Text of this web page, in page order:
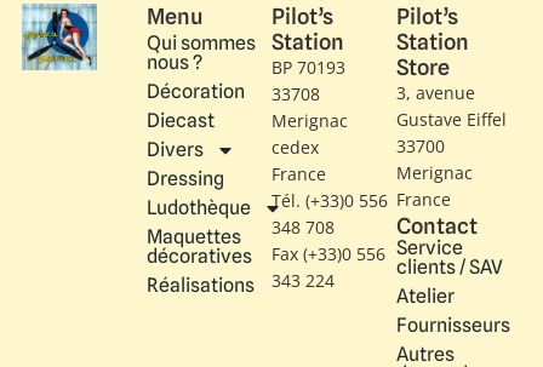
Menu
Qui sommes
nous ?
Décoration
Diecast
Divers
Dressing
Ludothèque
Maquettes
décoratives
Réalisations
Pilot’s
Station
BP 70193
33708
Merignac
cedex
France
Tél. (+33)0 556
348 708
Fax (+33)0 556
343 224
Pilot’s
Station
Store
3, avenue
Gustave Eiffel​
33700
Merignac
France
Contact
Service
clients / SAV
Atelier
Fournisseurs
Autres